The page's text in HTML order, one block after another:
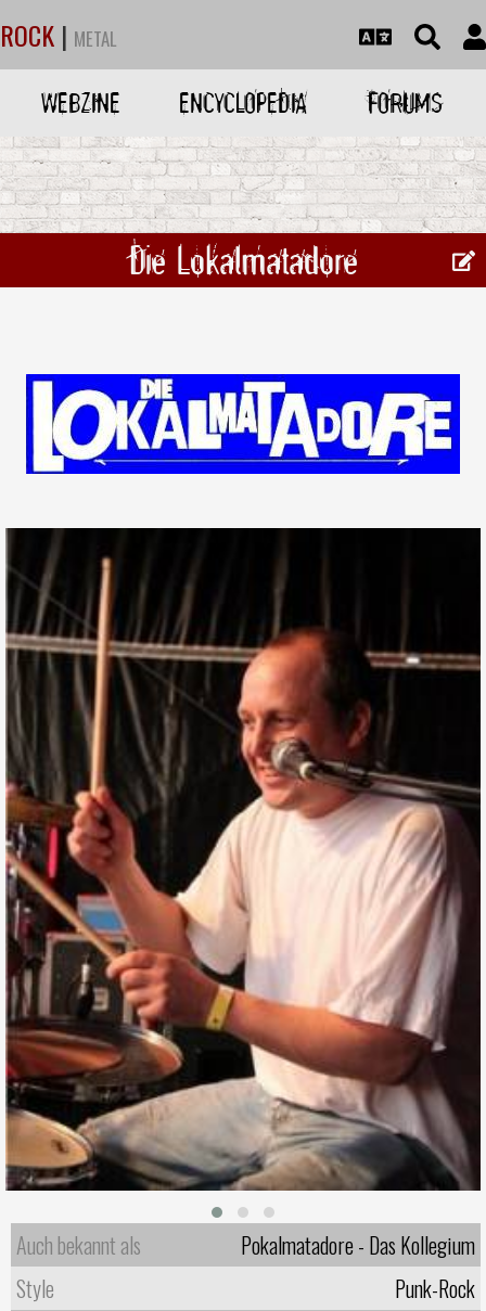
ROCK | METAL
WEBZINE ENCYCLOPEDIA FORUMS
Die Lokalmatadore
Auch bekannt als
Pokalmatadore - Das Kollegium
Style
Punk-Rock